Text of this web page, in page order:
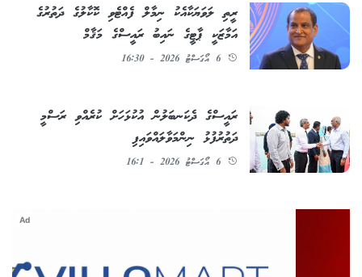
ރީތި ލަވަޔަކާއެކު ނިމާލް ފެއްޓެވި ކޮކާލުގެ ދަތުރުގެ
އަމާޒަކީ ޕާޓީގެ ނައިބު ރައީސްގެ މަޤާމް
6 އޯގަސްޓު 2026 - 16:30
ރައީސްގެ ދެކަނބަލުން އުކުޅަހަށް ކުރެއްވި ރަސްމީ
ދަތުރުފުޅު ނިންމަވާލައްވައިފި
6 އޯގަސްޓު 2026 - 16:1
Ad